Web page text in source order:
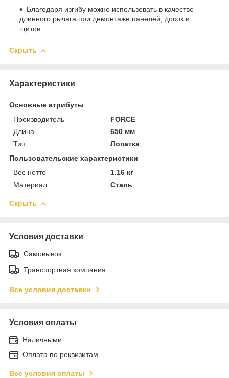
Благодаря изгибу можно использовать в качестве
длинного рычага при демонтаже панелей, досок и
щитов
Скрыть
Характеристики
Основные атрибуты
Производитель
FORCE
Длина
650 мм
Тип
Лопатка
Пользовательские характеристики
Вес нетто
1.16 кг
Материал
Сталь
Скрыть
Условия доставки
Самовывоз
Транспортная компания
Все условия доставки
Условия оплаты
Наличными
Оплата по реквизитам
Все условия оплаты